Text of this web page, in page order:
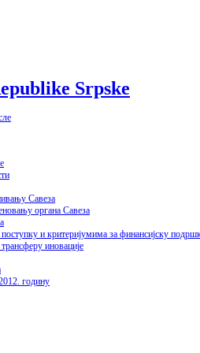
Srpske
Савеза
органа Савеза
и критеријумима за финансијску
иновације
годину